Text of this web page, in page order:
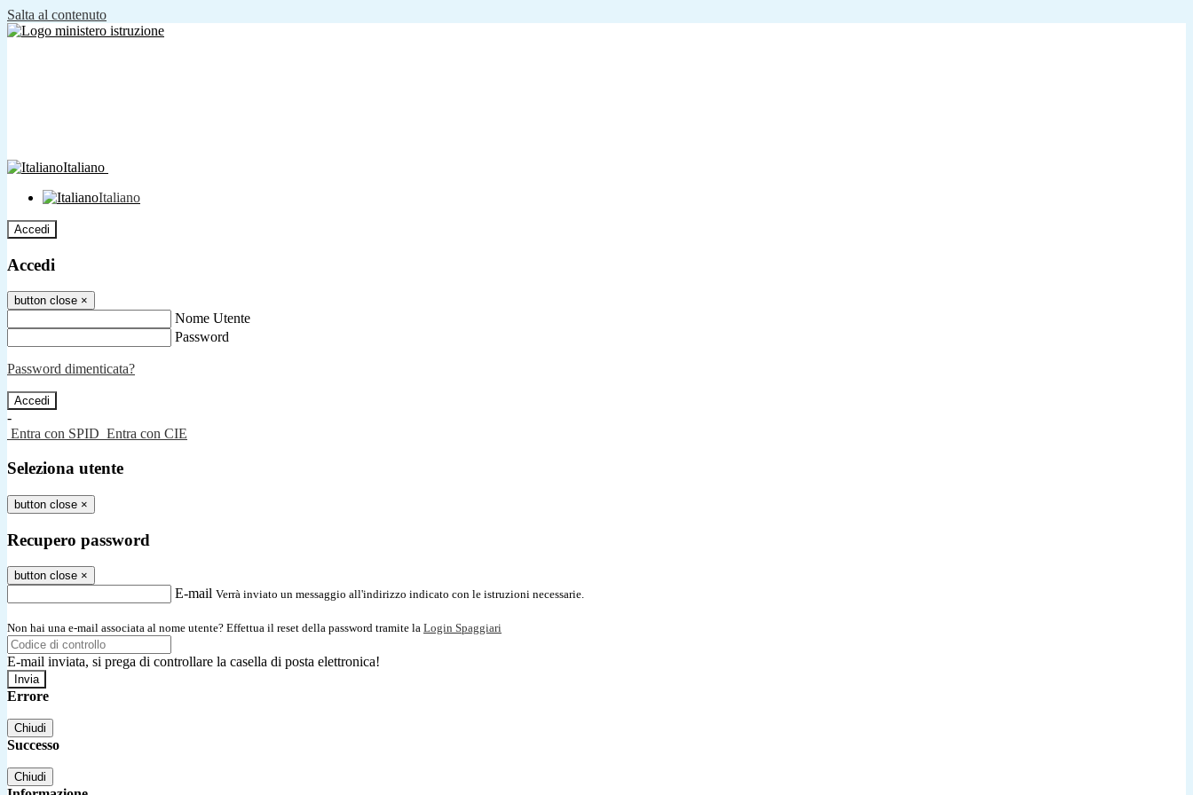
Salta al contenuto
Italiano
Italiano
Accedi
Accedi
button close ×
Nome Utente
Password
Password dimenticata?
-
Entra con SPID Entra con CIE
Seleziona utente
button close ×
Recupero password
button close ×
E-mail Verrà inviato un messaggio all'indirizzo indicato con le istruzioni necessarie.
Non hai una e-mail associata al nome utente? Effettua il reset della password tramite la Login Spaggiari
E-mail inviata, si prega di controllare la casella di posta elettronica!
Errore
Chiudi
Successo
Chiudi